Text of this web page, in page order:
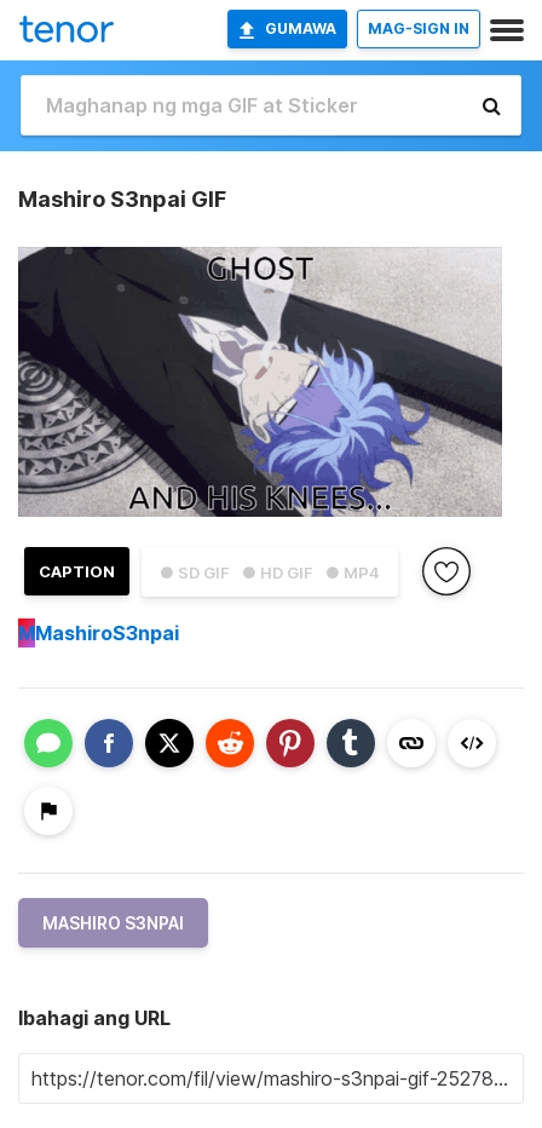
GUMAWA MAG-SIGN IN
Mashiro S3npai GIF
● SD GIF ● HD GIF ● MP4
CAPTION
MMashiroS3npai
MASHIRO S3NPAI
Ibahagi ang URL